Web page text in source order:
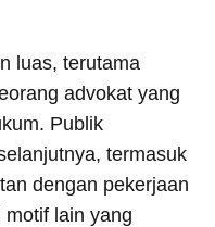
luas, terutama
advokat yang
Publik
termasuk
dengan pekerjaan
lain yang